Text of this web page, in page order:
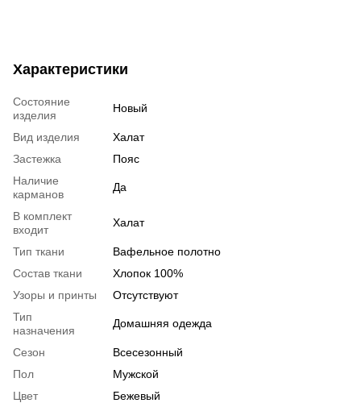
Характеристики
Состояние
изделия
Новый
Вид изделия
Халат
Застежка
Пояс
Наличие
карманов
Да
В комплект
входит
Халат
Тип ткани
Вафельное полотно
Состав ткани
Хлопок 100%
Узоры и принты
Отсутствуют
Тип
назначения
Домашняя одежда
Сезон
Всесезонный
Пол
Мужской
Цвет
Бежевый